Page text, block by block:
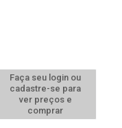
Faça seu login ou
cadastre-se para
ver preços e
comprar